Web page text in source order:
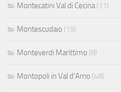
Montecatini Val di Cecina (11)
Montescudaio (19)
Monteverdi Marittimo (8)
Montopoli in Val d'Arno (48)